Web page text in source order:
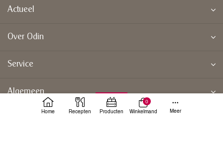
Actueel
Over Odin
Service
Algemeen
Home Recepten Producten
0
Winkelmand
Meer